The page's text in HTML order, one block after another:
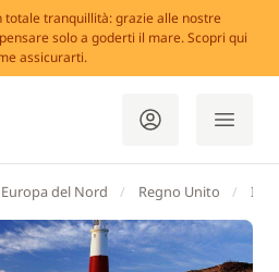
totale tranquillità: grazie alle nostre
solo a goderti il mare. Scopri qui
assicurarti.
Europa del Nord Regno Unito